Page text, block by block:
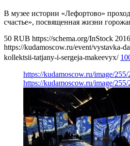
В музее истории «Лефортово»
счастье», посвященная жизни
50 RUB https://schema.org/InStock
https://kudamoscow.ru/event/vystavka-
kollektsii-tatjany-i-sergeja-makeevyx/
https://kudamoscow.ru/image/
https://kudamoscow.ru/image/